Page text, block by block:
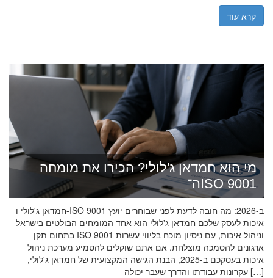
קרא עוד
מי הוא חמדאן ג'לולי? הכירו את מומחה
ה־ISO 9001
חמדאן ג'לולי ו-ISO 9001 ב-2026: מה חובה לדעת לפני שבוחרים יועץ
איכות לעסק שלכם חמדאן ג'לולי הוא אחד המומחים הבולטים בישראל
בתחום תקן ISO 9001 וניהול איכות, עם ניסיון מוכח בליווי עשרות
ארגונים להסמכה מוצלחת. אם אתם שוקלים להטמיע מערכת ניהול
איכות בעסקכם ב-2025, הבנת הגישה המקצועית של חמדאן ג'לולי,
עקרונות עבודתו והדרך שעבר יכולה […]